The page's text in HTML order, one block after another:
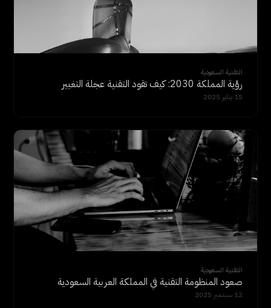
التقنية السعودية
رؤية المملكة 2030: كيف تقود التقنية عجلة التغيير
15 يناير 2025
التقنية السعودية
صعود المنظومة التقنية في المملكة العربية السعودية
12 سبتمبر 2025